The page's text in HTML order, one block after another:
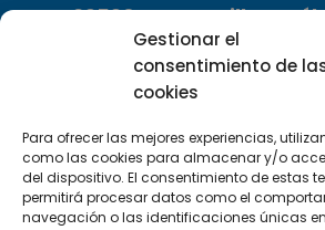
Gestionar el
consentimiento de
cookies
Para ofrecer las mejores experiencias,
como las cookies para almacenar y/o
del dispositivo. El consentimiento de estas
permitirá procesar datos como el
navegación o las identificaciones únicas en
29590 Campanillas,
Suscríbete a nuestra